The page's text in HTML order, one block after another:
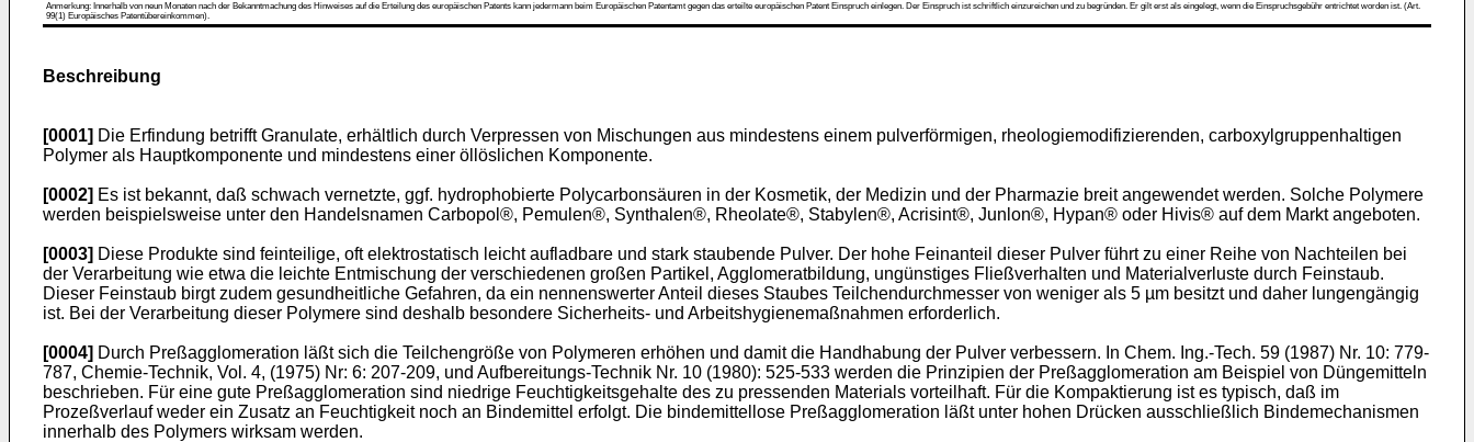
Anmerkung: Innerhalb von neun Monaten nach der Bekanntmachung des Hinweises auf die Erteilung des europäischen Patents kann jedermann beim Europäischen Patentamt gegen das erteilte europäischen Patent Einspruch einlegen. Der Einspruch ist schriftlich einzureichen und zu begründen. Er gilt erst als eingelegt, wenn die Einspruchsgebühr entrichtet worden ist. (Art.
99(1) Europäisches Patentübereinkommen).
Beschreibung
[0001] Die Erfindung betrifft Granulate, erhältlich durch Verpressen von Mischungen aus mindestens einem pulverförmigen, rheologiemodifizierenden, carboxylgruppenhaltigen
Polymer als Hauptkomponente und mindestens einer öllöslichen Komponente.
[0002] Es ist bekannt, daß schwach vernetzte, ggf. hydrophobierte Polycarbonsäuren in der Kosmetik, der Medizin und der Pharmazie breit angewendet werden. Solche Polymere
werden beispielsweise unter den Handelsnamen Carbopol®, Pemulen®, Synthalen®, Rheolate®, Stabylen®, Acrisint®, Junlon®, Hypan® oder Hivis® auf dem Markt angeboten.
[0003] Diese Produkte sind feinteilige, oft elektrostatisch leicht aufladbare und stark staubende Pulver. Der hohe Feinanteil dieser Pulver führt zu einer Reihe von Nachteilen bei
der Verarbeitung wie etwa die leichte Entmischung der verschiedenen großen Partikel, Agglomeratbildung, ungünstiges Fließverhalten und Materialverluste durch Feinstaub.
Dieser Feinstaub birgt zudem gesundheitliche Gefahren, da ein nennenswerter Anteil dieses Staubes Teilchendurchmesser von weniger als 5 µm besitzt und daher lungengängig
ist. Bei der Verarbeitung dieser Polymere sind deshalb besondere Sicherheits- und Arbeitshygienemaßnahmen erforderlich.
[0004] Durch Preßagglomeration läßt sich die Teilchengröße von Polymeren erhöhen und damit die Handhabung der Pulver verbessern. In Chem. Ing.-Tech. 59 (1987) Nr. 10: 779-
787, Chemie-Technik, Vol. 4, (1975) Nr: 6: 207-209, und Aufbereitungs-Technik Nr. 10 (1980): 525-533 werden die Prinzipien der Preßagglomeration am Beispiel von Düngemitteln
beschrieben. Für eine gute Preßagglomeration sind niedrige Feuchtigkeitsgehalte des zu pressenden Materials vorteilhaft. Für die Kompaktierung ist es typisch, daß im
Prozeßverlauf weder ein Zusatz an Feuchtigkeit noch an Bindemittel erfolgt. Die bindemittellose Preßagglomeration läßt unter hohen Drücken ausschließlich Bindemechanismen
innerhalb des Polymers wirksam werden.